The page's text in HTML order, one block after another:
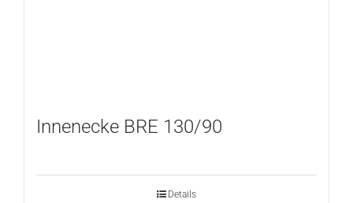
Innenecke BRE 130/90
Details